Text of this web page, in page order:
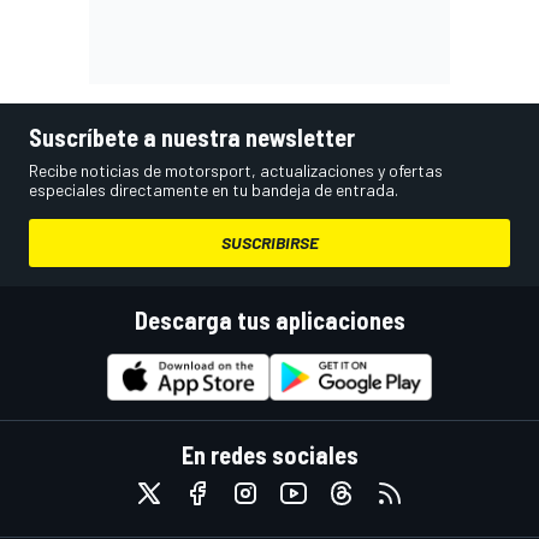
Suscríbete a nuestra newsletter
Recibe noticias de motorsport, actualizaciones y ofertas
especiales directamente en tu bandeja de entrada.
SUSCRIBIRSE
Descarga tus aplicaciones
En redes sociales